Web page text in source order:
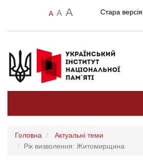
A A A Стара
Головна
Актуальні теми
Рік визволення: Житомирщина